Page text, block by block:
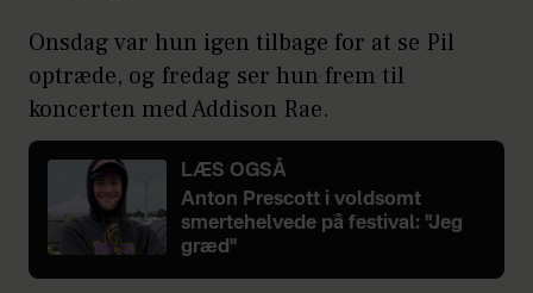
Onsdag var hun igen tilbage for at se Pil
optræde, og fredag ser hun frem til
koncerten med Addison Rae.
LÆS OGSÅ
Anton Prescott i voldsomt
smertehelvede på festival: "Jeg
græd"